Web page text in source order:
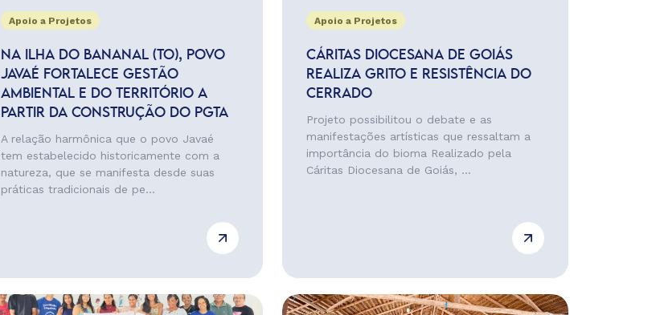
Apoio a Projetos
NA ILHA DO BANANAL (TO), POVO
JAVAÉ FORTALECE GESTÃO
AMBIENTAL E DO TERRITÓRIO A
PARTIR DA CONSTRUÇÃO DO PGTA
A relação harmônica que o povo Javaé
tem estabelecido historicamente com a
natureza, que se manifesta desde suas
práticas tradicionais de pe...
Apoio a Projetos
CÁRITAS DIOCESANA DE GOIÁS
REALIZA GRITO E RESISTÊNCIA DO
CERRADO
Projeto possibilitou o debate e as
manifestações artísticas que ressaltam a
importância do bioma Realizado pela
Cáritas Diocesana de Goiás, ...